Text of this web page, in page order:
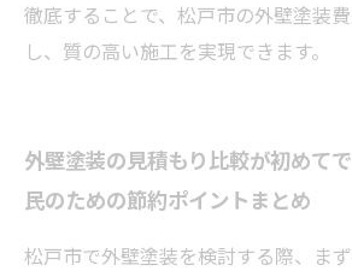
徹底することで、松戸市の外壁塗装
し、質の高い施工を実現できます。
外壁塗装の見積もり比較が初めて
民のための節約ポイントまとめ
松戸市で外壁塗装を検討する際、ま